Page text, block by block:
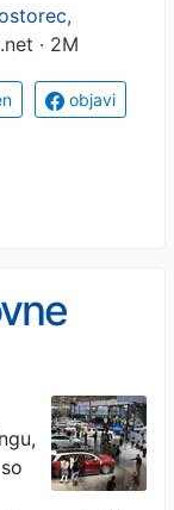
· 2M
objavi